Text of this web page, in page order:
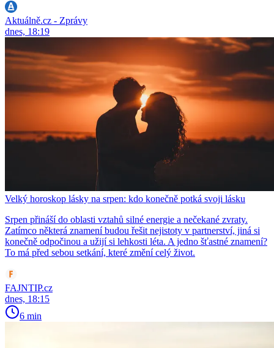
Aktuálně.cz - Zprávy
dnes, 18:19
Velký horoskop lásky na srpen: kdo konečně potká svoji lásku
Srpen přináší do oblasti vztahů silné energie a nečekané zvraty.
Zatímco některá znamení budou řešit nejistoty v partnerství, jiná si
konečně odpočinou a užijí si lehkosti léta. A jedno šťastné znamení?
To má před sebou setkání, které změní celý život.
FAJNTIP.cz
dnes, 18:15
6 min